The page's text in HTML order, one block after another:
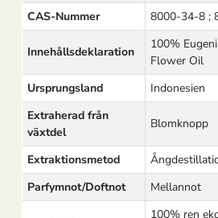
CAS-Nummer
8000-34-8 ;
Innehållsdeklaration
100%
Flower Oil
Ursprungsland
Indonesien
Extraherad från
växtdel
Blomknopp
Extraktionsmetod
Parfymnot/Doftnot
Mellannot
100% ren